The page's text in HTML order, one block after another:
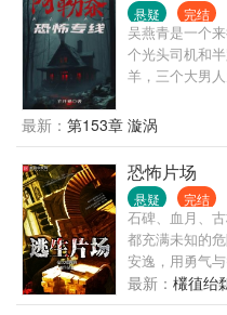
悬疑 完结
吴燕青是一个
个光头司机和
羊，三个大男
有：可可托海
物、哈巴河的
社，暗地里却
人听说过那家
儿死人，人送外
最新： 第153章 漩涡
恐怖片场
悬疑 完结
石碑、血月、
都充满未知的
安逸，用勇气
机。 书友群：
加）：直接加
最新： 欉徝绐